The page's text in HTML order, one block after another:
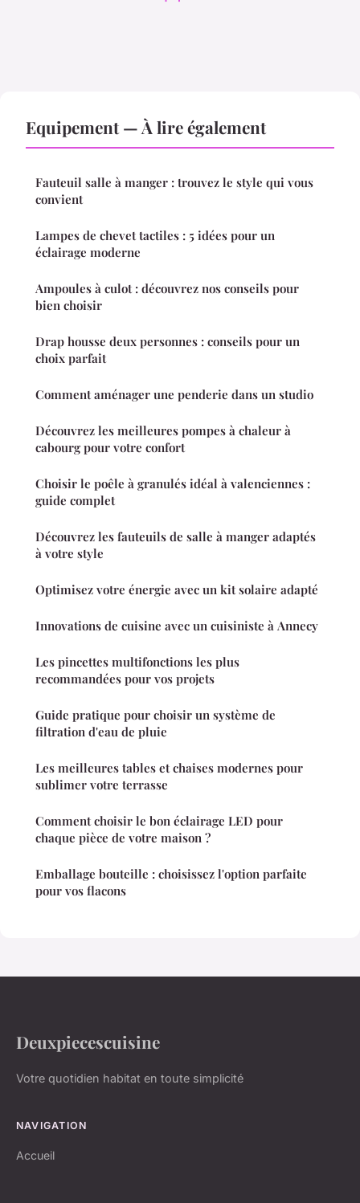
Equipement — À lire également
Fauteuil salle à manger : trouvez le style qui vous
convient
Lampes de chevet tactiles : 5 idées pour un
éclairage moderne
Ampoules à culot : découvrez nos conseils pour
bien choisir
Drap housse deux personnes : conseils pour un
choix parfait
Comment aménager une penderie dans un studio
Découvrez les meilleures pompes à chaleur à
cabourg pour votre confort
Choisir le poêle à granulés idéal à valenciennes :
guide complet
Découvrez les fauteuils de salle à manger adaptés
à votre style
Optimisez votre énergie avec un kit solaire adapté
Innovations de cuisine avec un cuisiniste à Annecy
Les pincettes multifonctions les plus
recommandées pour vos projets
Guide pratique pour choisir un système de
filtration d'eau de pluie
Les meilleures tables et chaises modernes pour
sublimer votre terrasse
Comment choisir le bon éclairage LED pour
chaque pièce de votre maison ?
Emballage bouteille : choisissez l'option parfaite
pour vos flacons
Deuxpiecescuisine
Votre quotidien habitat en toute simplicité
NAVIGATION
Accueil